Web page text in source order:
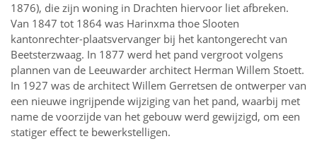
1876), die zijn woning in Drachten hiervoor liet afbreken.
Van 1847 tot 1864 was Harinxma thoe Slooten
kantonrechter-plaatsvervanger bij het kantongerecht van
Beetsterzwaag. In 1877 werd het pand vergroot volgens
plannen van de Leeuwarder architect Herman Willem Stoett.
In 1927 was de architect Willem Gerretsen de ontwerper van
een nieuwe ingrijpende wijziging van het pand, waarbij met
name de voorzijde van het gebouw werd gewijzigd, om een
statiger effect te bewerkstelligen.